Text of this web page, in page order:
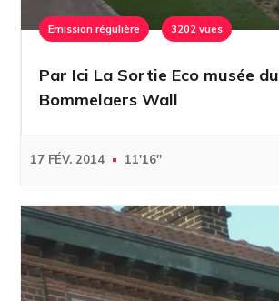
Emission régulière 3202 vues
Par Ici La Sortie Eco musée du
Bommelaers Wall
17 FÉV. 2014 11'16''